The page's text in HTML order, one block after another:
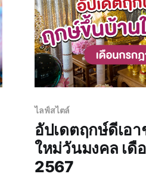
ไลฟ์สไตล์
อัปเดตฤกษ์ดีเอ
ใหม่วันมงคล เดื
2567